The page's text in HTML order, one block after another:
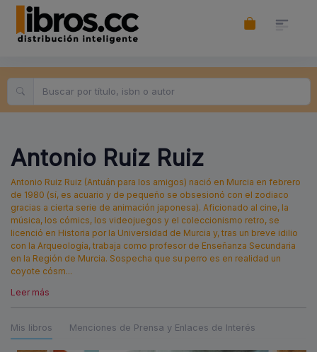
Antonio Ruiz Ruiz
Antonio Ruiz Ruiz (Antuán para los amigos) nació en Murcia en febrero
de 1980 (sí, es acuario y de pequeño se obsesionó con el zodiaco
gracias a cierta serie de animación japonesa). Aficionado al cine, la
música, los cómics, los videojuegos y el coleccionismo retro, se
licenció en Historia por la Universidad de Murcia y, tras un breve idilio
con la Arqueología, trabaja como profesor de Enseñanza Secundaria
en la Región de Murcia. Sospecha que su perro es en realidad un
coyote cósm...
Leer más
Mis libros Menciones de Prensa y Enlaces de Interés